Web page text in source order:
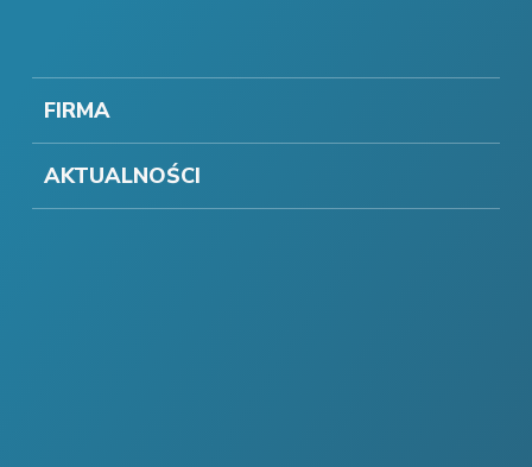
FIRMA
AKTUALNOŚCI